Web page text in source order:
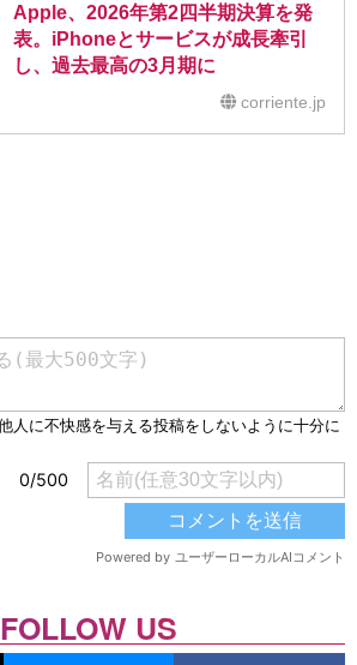
Apple、2026年第2四半期決算を発
表。iPhoneとサービスが成長牽引
し、過去最高の3月期に
corriente.jp
FOLLOW US